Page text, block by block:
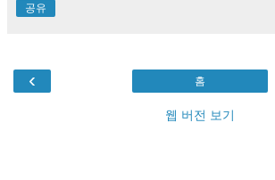
공유
‹ 홈
웹 버전 보기